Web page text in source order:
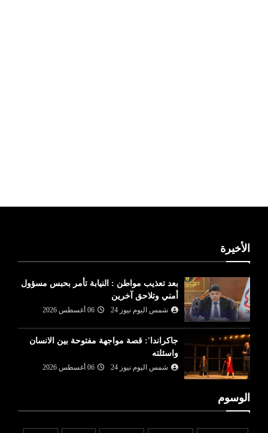
الأخيرة
بعد تعذيب مواطن : النيابة تأمر بحبس مسؤول
أمني وتلاحق آخرين
شمس اليوم نيوز 24 06 أغسطس 2026
جاكراندا': قصة مواجهة مفتوحة بين الانسان
واسئلته
شمس اليوم نيوز 24 06 أغسطس 2026
الوسوم